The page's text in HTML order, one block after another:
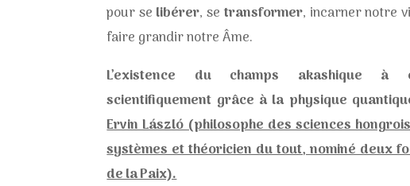
pour se libérer, se transformer, incarner notre
faire grandir notre Âme.
L’existence du champs akashique à
scientifiquement grâce à la physique
Ervin László (philosophe des sciences
systèmes et théoricien du tout, nominé deux
de la Paix).